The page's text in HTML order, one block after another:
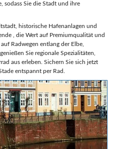
sodass Sie die Stadt und ihre
historische Hafenanlagen und
, die Wert auf Premiumqualität und
Radwegen entlang der Elbe,
Sie regionale Spezialitäten,
aus erleben. Sichern Sie sich jetzt
entspannt per Rad.